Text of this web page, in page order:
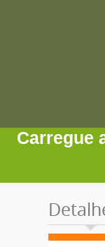
Carregue